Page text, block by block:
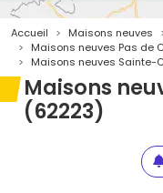
Accueil Maisons neuves
Maisons neuves Pas de
Maisons neuves Sainte-
Maisons
(62223)